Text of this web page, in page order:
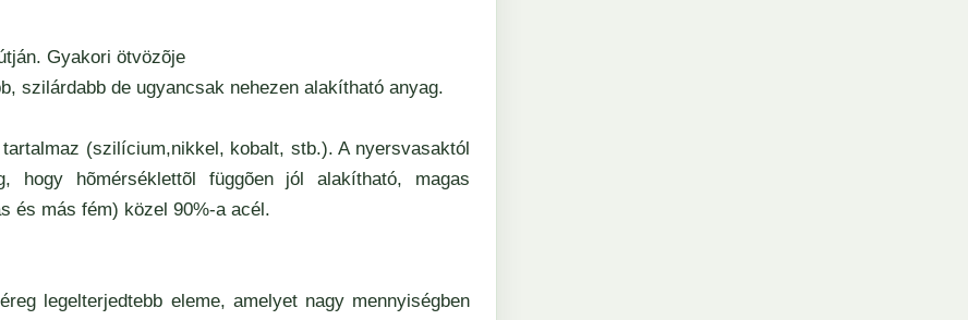
Gyakori ötvözõje
szilárdabb de ugyancsak nehezen alakítható anyag.
(szilícium,nikkel, kobalt, stb.). A nyersvasaktól
hogy hõmérséklettõl függõen jól alakítható, magas
és más fém) közel 90%-a acél.
legelterjedtebb eleme, amelyet nagy mennyiségben